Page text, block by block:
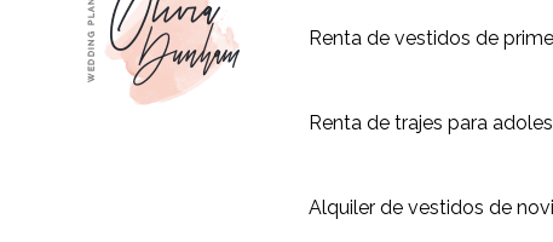
Renta de vestidos de
Renta de trajes para
Alquiler de vestidos de